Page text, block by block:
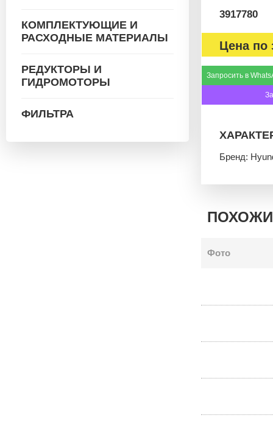
КОМПЛЕКТУЮЩИЕ И
РАСХОДНЫЕ МАТЕРИАЛЫ
РЕДУКТОРЫ И
ГИДРОМОТОРЫ
ФИЛЬТРА
3917780
Цена по
Запросить в
Бренд:
Фото